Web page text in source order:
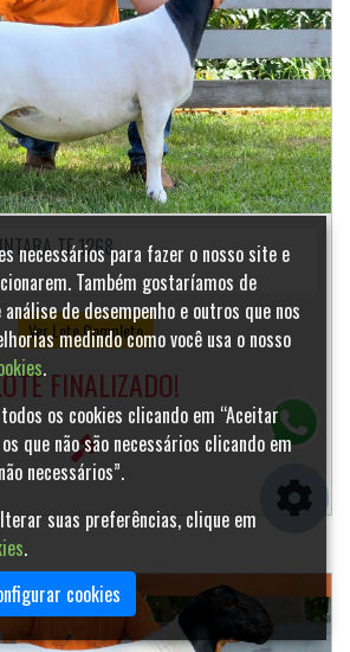
TE 1268
Ver Lote Completo
FINALIZADO!
necessários para fazer o nosso site e
Também gostaríamos de
de desempenho e outros que nos
medindo como você usa o nosso
.
os cookies clicando em “Aceitar
que não são necessários clicando em
necessários”.
suas preferências, clique em
.
cookies